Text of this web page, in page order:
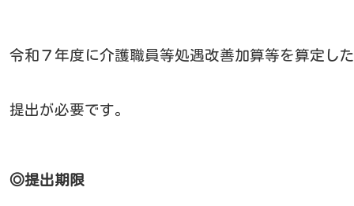
令和７年度に介護職員等処遇改善加算等を算定し
提出が必要です。
◎提出期限